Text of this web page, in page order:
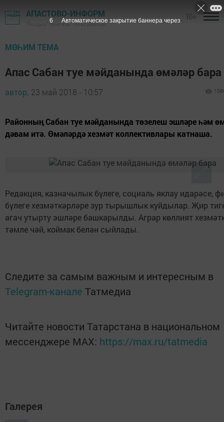
АПАСТОВО-ИНФОРМ
"Йолдыз" газетасы - Апас районы
МӨҺИМ ТЕМА
Апас Сабан туе мәйданында өмәләр бара
автор, 23 май 2018 - 10:57
Районның Сабан туе мәйданында төзелеш эшләре һәм
дәвам итә. Өмәләрдә хезмәт коллективлары катнаша.
Редакция, казначылык бүлеге, социаль яклау идарәсе,
бүлеге хезмәткәрләре зур тырышлык куйдылар. Җир
агач утырту эшләре башкарылды. Аграр көллият
тәмле чәй, коймак белән сыйлады.
Следите за самым важным и интересным в
Telegram-канале Татмедиа
Читайте новости Татарстана в национальном
мессенджере MАХ: https://max.ru/tatmedia
Галерея
5 Автоматическое закрытие баннера через